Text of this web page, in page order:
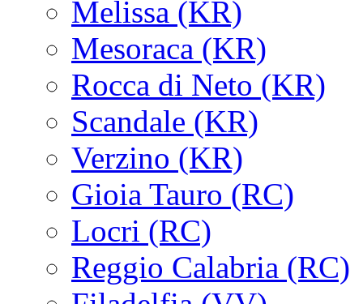
Melissa (KR)
Mesoraca (KR)
Rocca di Neto (KR)
Scandale (KR)
Verzino (KR)
Gioia Tauro (RC)
Locri (RC)
Reggio Calabria (RC)